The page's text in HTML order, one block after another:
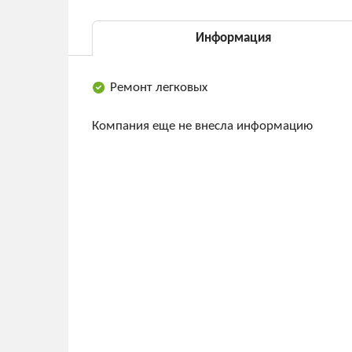
Информация
Ремонт легковых
Компания еще не внесла информацию